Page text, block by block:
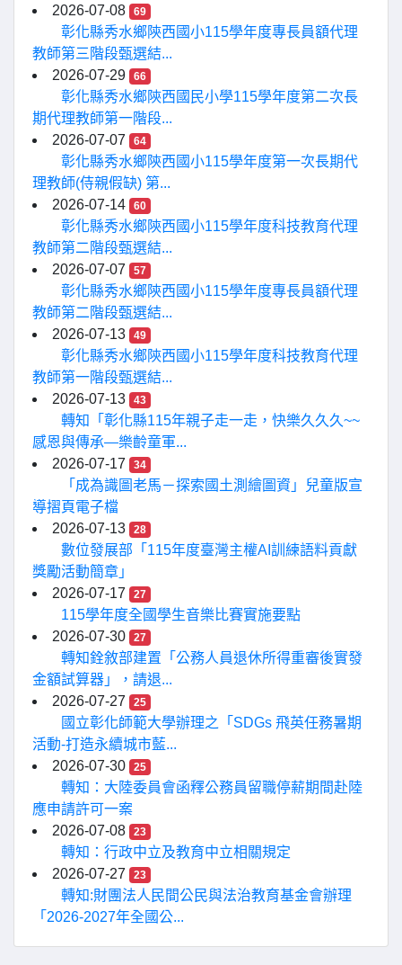
2026-07-08
69
彰化縣秀水鄉陝西國小115學年度專長員額代理
教師第三階段甄選結...
2026-07-29
66
彰化縣秀水鄉陝西國民小學115學年度第二次長
期代理教師第一階段...
2026-07-07
64
彰化縣秀水鄉陝西國小115學年度第一次長期代
理教師(侍親假缺) 第...
2026-07-14
60
彰化縣秀水鄉陝西國小115學年度科技教育代理
教師第二階段甄選結...
2026-07-07
57
彰化縣秀水鄉陝西國小115學年度專長員額代理
教師第二階段甄選結...
2026-07-13
49
彰化縣秀水鄉陝西國小115學年度科技教育代理
教師第一階段甄選結...
2026-07-13
43
轉知「彰化縣115年親子走一走，快樂久久久~~
感恩與傳承—樂齡童軍...
2026-07-17
34
「成為識圖老馬－探索國土測繪圖資」兒童版宣
導摺頁電子檔
2026-07-13
28
數位發展部「115年度臺灣主權AI訓練語料貢獻
獎勵活動簡章」
2026-07-17
27
115學年度全國學生音樂比賽實施要點
2026-07-30
27
轉知銓敘部建置「公務人員退休所得重審後實發
金額試算器」，請退...
2026-07-27
25
國立彰化師範大學辦理之「SDGs 飛英任務暑期
活動-打造永續城市藍...
2026-07-30
25
轉知：大陸委員會函釋公務員留職停薪期間赴陸
應申請許可一案
2026-07-08
23
轉知：行政中立及教育中立相關規定
2026-07-27
23
轉知:財團法人民間公民與法治教育基金會辦理
「2026-2027年全國公...